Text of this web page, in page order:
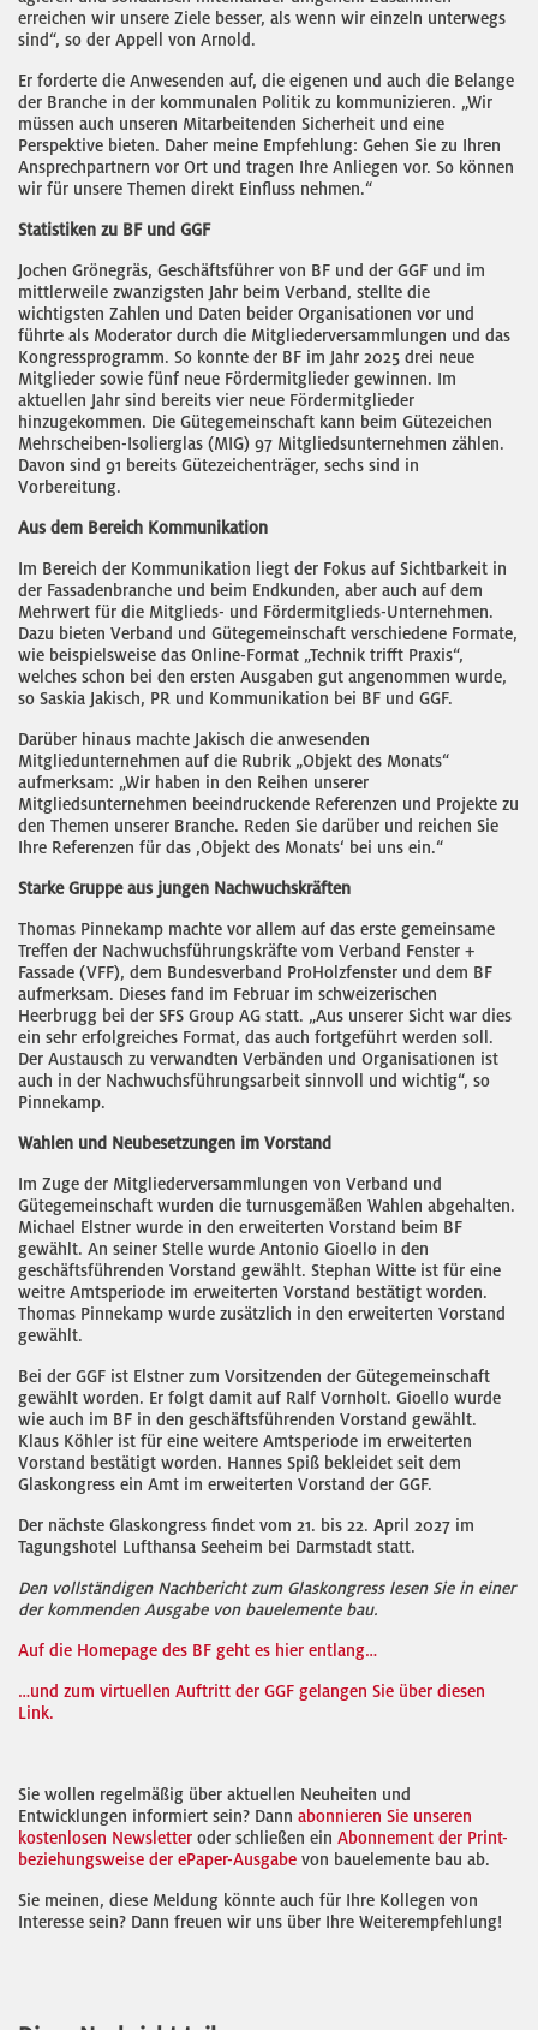
erreichen wir unsere Ziele besser, als wenn wir einzeln unterwegs
sind“, so der Appell von Arnold.
Er forderte die Anwesenden auf, die eigenen und auch die Belange
der Branche in der kommunalen Politik zu kommunizieren. „Wir
müssen auch unseren Mitarbeitenden Sicherheit und eine
Perspektive bieten. Daher meine Empfehlung: Gehen Sie zu Ihren
Ansprechpartnern vor Ort und tragen Ihre Anliegen vor. So können
wir für unsere Themen direkt Einfluss nehmen.“
Statistiken zu BF und GGF
Jochen Grönegräs, Geschäftsführer von BF und der GGF und im
mittlerweile zwanzigsten Jahr beim Verband, stellte die
wichtigsten Zahlen und Daten beider Organisationen vor und
führte als Moderator durch die Mitgliederversammlungen und das
Kongressprogramm. So konnte der BF im Jahr 2025 drei neue
Mitglieder sowie fünf neue Fördermitglieder gewinnen. Im
aktuellen Jahr sind bereits vier neue Fördermitglieder
hinzugekommen. Die Gütegemeinschaft kann beim Gütezeichen
Mehrscheiben-Isolierglas (MIG) 97 Mitgliedsunternehmen zählen.
Davon sind 91 bereits Gütezeichenträger, sechs sind in
Vorbereitung.
Aus dem Bereich Kommunikation
Im Bereich der Kommunikation liegt der Fokus auf Sichtbarkeit in
der Fassadenbranche und beim Endkunden, aber auch auf dem
Mehrwert für die Mitglieds- und Fördermitglieds-Unternehmen.
Dazu bieten Verband und Gütegemeinschaft verschiedene Formate,
wie beispielsweise das Online-Format „Technik trifft Praxis“,
welches schon bei den ersten Ausgaben gut angenommen wurde,
so Saskia Jakisch, PR und Kommunikation bei BF und GGF.
Darüber hinaus machte Jakisch die anwesenden
Mitgliedunternehmen auf die Rubrik „Objekt des Monats“
aufmerksam: „Wir haben in den Reihen unserer
Mitgliedsunternehmen beeindruckende Referenzen und Projekte zu
den Themen unserer Branche. Reden Sie darüber und reichen Sie
Ihre Referenzen für das ‚Objekt des Monats‘ bei uns ein.“
Starke Gruppe aus jungen Nachwuchskräften
Thomas Pinnekamp machte vor allem auf das erste gemeinsame
Treffen der Nachwuchsführungskräfte vom Verband Fenster +
Fassade (VFF), dem Bundesverband ProHolzfenster und dem BF
aufmerksam. Dieses fand im Februar im schweizerischen
Heerbrugg bei der SFS Group AG statt. „Aus unserer Sicht war dies
ein sehr erfolgreiches Format, das auch fortgeführt werden soll.
Der Austausch zu verwandten Verbänden und Organisationen ist
auch in der Nachwuchsführungsarbeit sinnvoll und wichtig“, so
Pinnekamp.
Wahlen und Neubesetzungen im Vorstand
Im Zuge der Mitgliederversammlungen von Verband und
Gütegemeinschaft wurden die turnusgemäßen Wahlen abgehalten.
Michael Elstner wurde in den erweiterten Vorstand beim BF
gewählt. An seiner Stelle wurde Antonio Gioello in den
geschäftsführenden Vorstand gewählt. Stephan Witte ist für eine
weitre Amtsperiode im erweiterten Vorstand bestätigt worden.
Thomas Pinnekamp wurde zusätzlich in den erweiterten Vorstand
gewählt.
Bei der GGF ist Elstner zum Vorsitzenden der Gütegemeinschaft
gewählt worden. Er folgt damit auf Ralf Vornholt. Gioello wurde
wie auch im BF in den geschäftsführenden Vorstand gewählt.
Klaus Köhler ist für eine weitere Amtsperiode im erweiterten
Vorstand bestätigt worden. Hannes Spiß bekleidet seit dem
Glaskongress ein Amt im erweiterten Vorstand der GGF.
Der nächste Glaskongress findet vom 21. bis 22. April 2027 im
Tagungshotel Lufthansa Seeheim bei Darmstadt statt.
Den vollständigen Nachbericht zum Glaskongress lesen Sie in einer
der kommenden Ausgabe von bauelemente bau.
Auf die Homepage des BF geht es hier entlang…
…und zum virtuellen Auftritt der GGF gelangen Sie über diesen
Link.
Sie wollen regelmäßig über aktuellen Neuheiten und
Entwicklungen informiert sein? Dann abonnieren Sie unseren
kostenlosen Newsletter oder schließen ein Abonnement der Print-
beziehungsweise der ePaper-Ausgabe von bauelemente bau ab.
Sie meinen, diese Meldung könnte auch für Ihre Kollegen von
Interesse sein? Dann freuen wir uns über Ihre Weiterempfehlung!